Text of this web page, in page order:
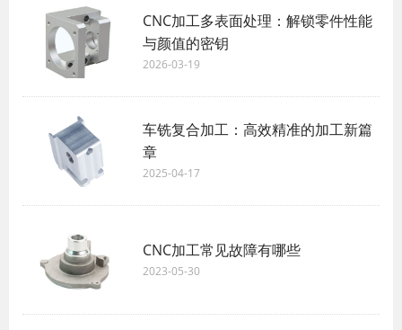
CNC加工多表面处理：解锁零件性能
与颜值的密钥
2026-03-19
车铣复合加工：高效精准的加工新篇
章
2025-04-17
CNC加工常见故障有哪些
2023-05-30